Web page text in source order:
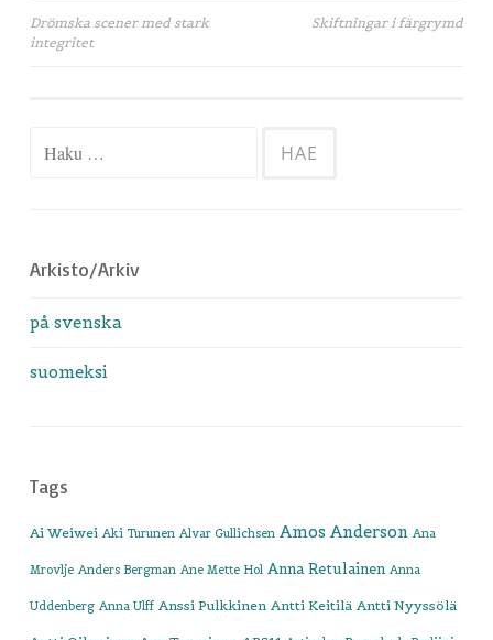
Artikkelien
selaus
Drömska scener med stark
integritet
Skiftningar i färgrymd
Haku:
Arkisto/Arkiv
på svenska
suomeksi
Tags
Ai Weiwei Aki Turunen Alvar Gullichsen Amos Anderson Ana
Mrovlje Anders Bergman Ane Mette Hol Anna Retulainen Anna
Uddenberg Anna Ulff Anssi Pulkkinen Antti Keitilä Antti Nyyssölä